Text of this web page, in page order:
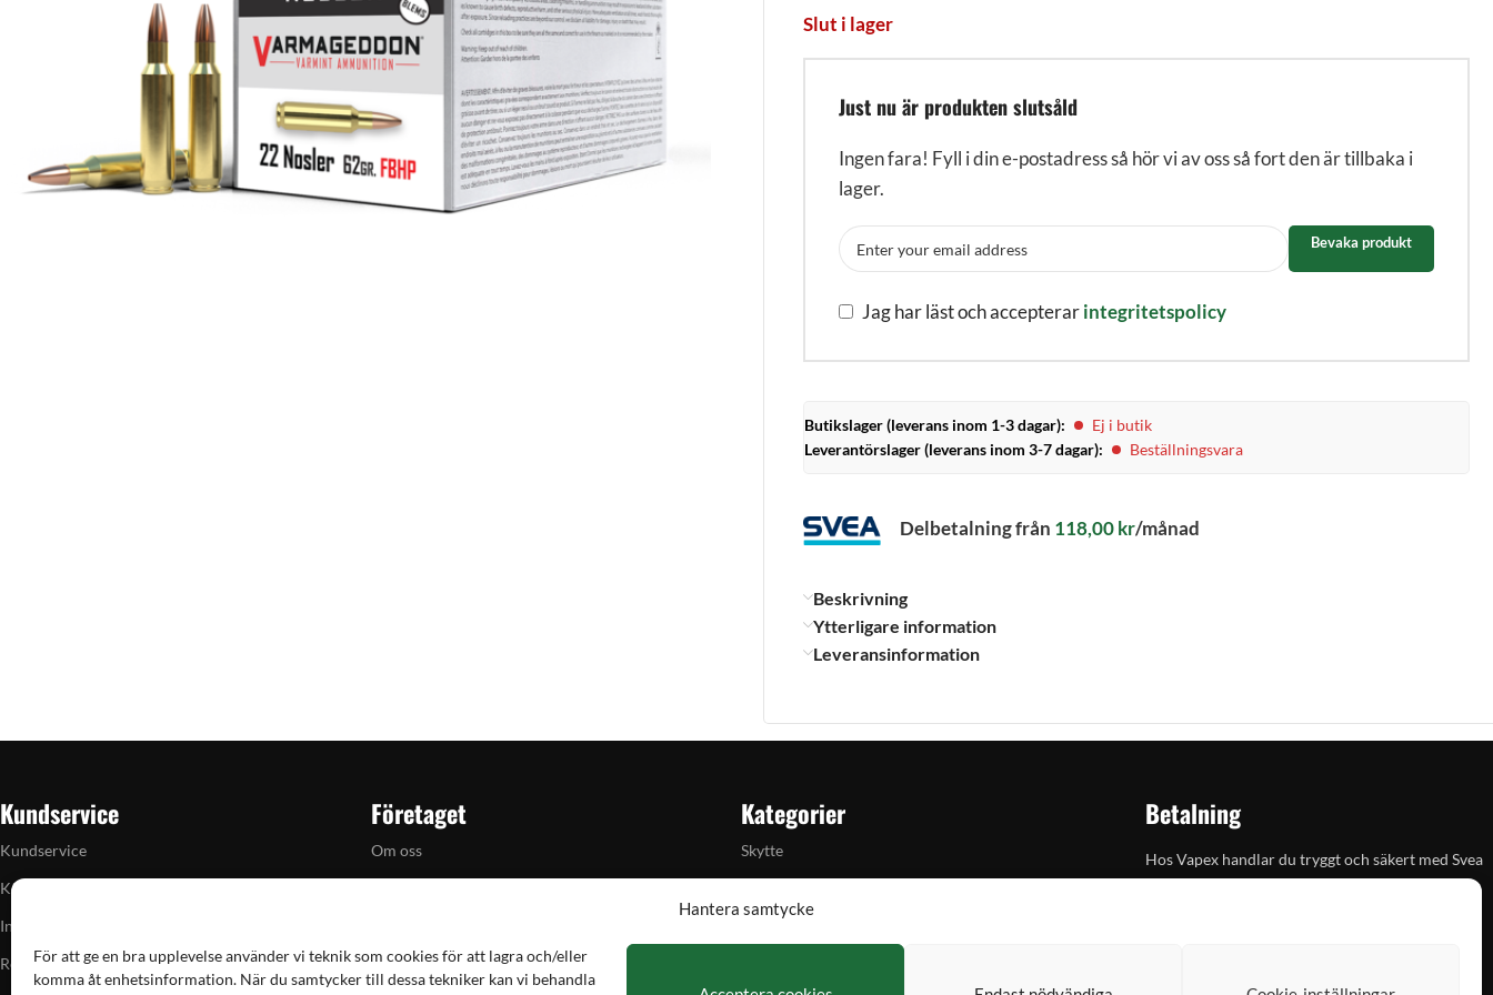
Hantera samtycke
För att ge en bra upplevelse använder vi teknik som cookies för att lagra och/eller
komma åt enhetsinformation. När du samtycker till dessa tekniker kan vi behandla
Slut i lager
Just nu är produkten slutsåld
Ingen fara! Fyll i din e-postadress så hör vi av oss så fort den är tillbaka i
lager.
Bevaka produkt
Jag har läst och accepterarintegritetspolicy
Butikslager (leverans inom 1-3 dagar):
Ej i butik
Leverantörslager (leverans inom 3-7 dagar):
Beställningsvara
Delbetalning från 118,00kr/månad
Beskrivning
Ytterligare information
Leveransinformation
Kundservice
Kundservice
Köpvillkor
Integritetspolicy
Returpolicy
Företaget
Om oss
Grain till gram-kalkylator
Kategorier
Skytte
Betalning
Hos Vapex handlar du tryggt och säkert med Svea